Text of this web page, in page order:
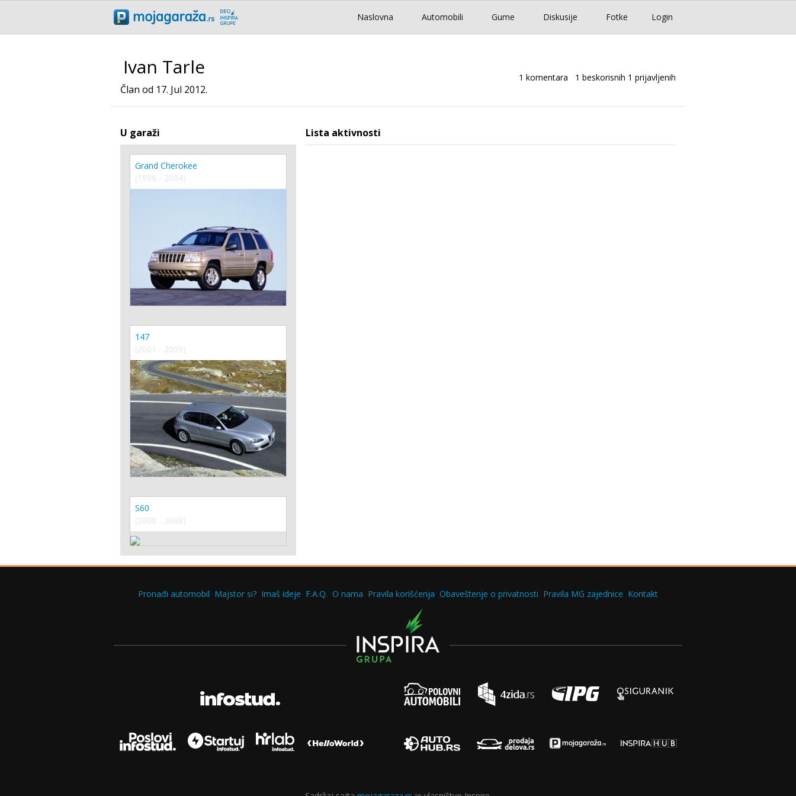
Login
Naslovna Automobili Gume Diskusije Fotke
Ivan Tarle
Član od 17. Jul 2012.
1 komentara 1 beskorisnih 1 prijavljenih
U garaži
Grand Cherokee
(1999 - 2004)
147
(2001 - 2009)
S60
(2000 - 2008)
Lista aktivnosti
Pronađi automobil Majstor si? Imaš ideje F.A.Q. O nama Pravila korišćenja Obaveštenje o privatnosti Pravila MG zajednice Kontakt